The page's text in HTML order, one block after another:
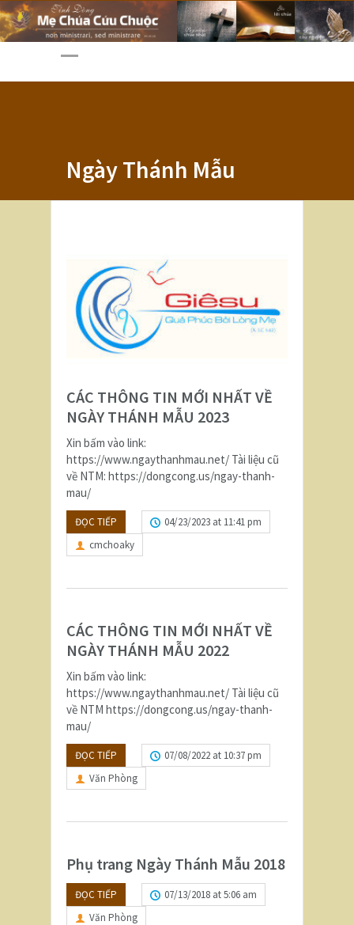
Ngày Thánh Mẫu
CÁC THÔNG TIN MỚI NHẤT VỀ
NGÀY THÁNH MẪU 2023
Xin bấm vào link:
https://www.ngaythanhmau.net/ Tài liệu cũ
về NTM: https://dongcong.us/ngay-thanh-
mau/
ĐỌC TIẾP
04/23/2023 at 11:41 pm
cmchoaky
CÁC THÔNG TIN MỚI NHẤT VỀ
NGÀY THÁNH MẪU 2022
Xin bấm vào link:
https://www.ngaythanhmau.net/ Tài liệu cũ
về NTM https://dongcong.us/ngay-thanh-
mau/
ĐỌC TIẾP
07/08/2022 at 10:37 pm
Văn Phòng
Phụ trang Ngày Thánh Mẫu 2018
ĐỌC TIẾP
07/13/2018 at 5:06 am
Văn Phòng